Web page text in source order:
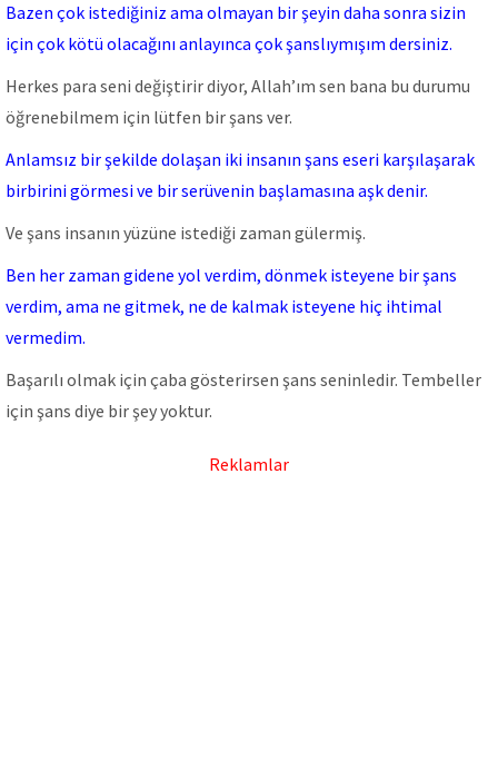
Bazen çok istediğiniz ama olmayan bir şeyin daha sonra sizin
için çok kötü olacağını anlayınca çok şanslıymışım dersiniz.
Herkes para seni değiştirir diyor, Allah’ım sen bana bu durumu
öğrenebilmem için lütfen bir şans ver.
Anlamsız bir şekilde dolaşan iki insanın şans eseri karşılaşarak
birbirini görmesi ve bir serüvenin başlamasına aşk denir.
Ve şans insanın yüzüne istediği zaman gülermiş.
Ben her zaman gidene yol verdim, dönmek isteyene bir şans
verdim, ama ne gitmek, ne de kalmak isteyene hiç ihtimal
vermedim.
Başarılı olmak için çaba gösterirsen şans seninledir. Tembeller
için şans diye bir şey yoktur.
Reklamlar